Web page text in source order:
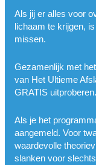
Als jij er alles voor
lichaam te krijgen,
missen.
Gezamenlijk met
van Het Ultieme
GRATIS uitproberen.
Als je het
aangemeld. Voor
waardevolle
slanken voor